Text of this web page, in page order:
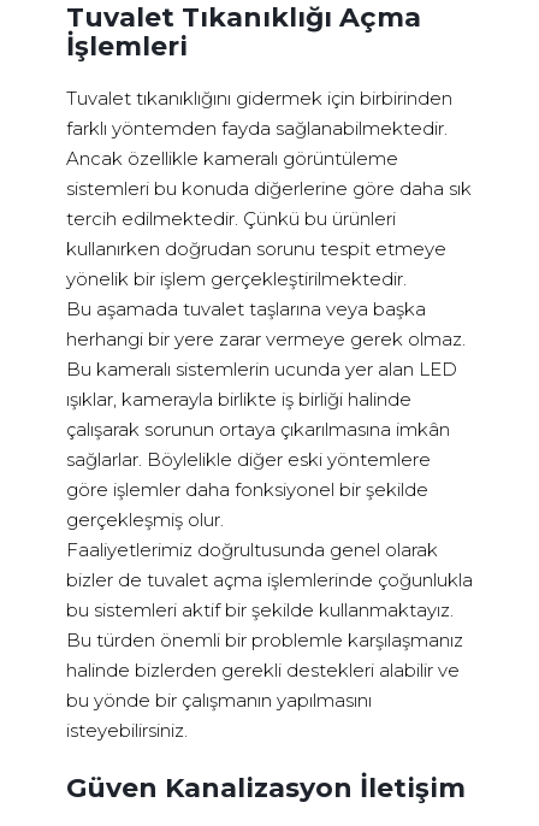
Tuvalet Tıkanıklığı Açma
İşlemleri
Tuvalet tıkanıklığını gidermek için birbirinden
farklı yöntemden fayda sağlanabilmektedir.
Ancak özellikle kameralı görüntüleme
sistemleri bu konuda diğerlerine göre daha sık
tercih edilmektedir. Çünkü bu ürünleri
kullanırken doğrudan sorunu tespit etmeye
yönelik bir işlem gerçekleştirilmektedir.
Bu aşamada tuvalet taşlarına veya başka
herhangi bir yere zarar vermeye gerek olmaz.
Bu kameralı sistemlerin ucunda yer alan LED
ışıklar, kamerayla birlikte iş birliği halinde
çalışarak sorunun ortaya çıkarılmasına imkân
sağlarlar. Böylelikle diğer eski yöntemlere
göre işlemler daha fonksiyonel bir şekilde
gerçekleşmiş olur.
Faaliyetlerimiz doğrultusunda genel olarak
bizler de tuvalet açma işlemlerinde çoğunlukla
bu sistemleri aktif bir şekilde kullanmaktayız.
Bu türden önemli bir problemle karşılaşmanız
halinde bizlerden gerekli destekleri alabilir ve
bu yönde bir çalışmanın yapılmasını
isteyebilirsiniz.
Güven Kanalizasyon İletişim